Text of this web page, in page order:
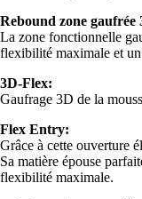
Rebound zone gaufrée
La zone fonctionnelle
flexibilité maximale et
3D-Flex:
Gaufrage 3D de la
Flex Entry:
Grâce à cette ouverture
Sa matière épouse
flexibilité maximale.